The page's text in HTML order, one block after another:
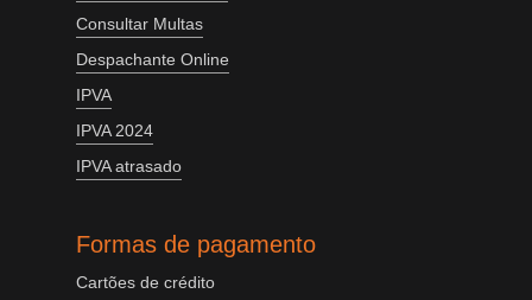
Consultar Multas
Despachante Online
IPVA
IPVA 2024
IPVA atrasado
Formas de pagamento
Cartões de crédito